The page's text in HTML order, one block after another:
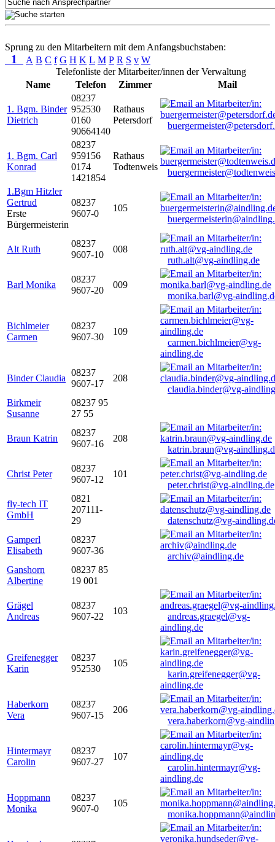
Sprung zu den Mitarbeitern mit dem Anfangsbuchstaben:
1 A B C f G H K L M P R S v W
Telefonliste der Mitarbeiter/innen der Verwaltung
Name
Telefon Zimmer Mail
1. Bgm. Binder
Dietrich
08237
952530
0160
90664140
Rathaus
Petersdorf
1. Bgm. Carl
Konrad
08237
959156
0174
1421854
Rathaus
Todtenweis
1.Bgm Hitzler
Gertrud
Erste
Bürgermeisterin
08237
9607-0
105
Alt Ruth
08237
9607-10
008
ruth.alt@vg-aindling.de
Barl Monika
08237
9607-20
009
monika.barl@vg-
Bichlmeier
Carmen
08237
9607-30
109
carmen.bichlmeier@vg-
aindling.de
Binder Claudia
08237
9607-17
208
claudia.binder@vg-
Birkmeir
Susanne
08237 95
27 55
Braun Katrin
08237
9607-16
208
katrin.braun@vg-
Christ Peter
08237
9607-12
101
peter.christ@vg-aindling.de
fly-tech IT
GmbH
0821
207111-
29
datenschutz@vg-
Gamperl
Elisabeth
08237
9607-36
archiv@aindling.de
Ganshorn
Albertine
08237 85
19 001
Grägel
Andreas
08237
9607-22
103
andreas.graegel@vg-
aindling.de
Greifenegger
Karin
08237
952530
105
karin.greifenegger@vg-
aindling.de
Haberkorn
Vera
08237
9607-15
206
vera.haberkorn@vg-
Hintermayr
Carolin
08237
9607-27
107
carolin.hintermayr@vg-
aindling.de
Hoppmann
Monika
08237
9607-0
105